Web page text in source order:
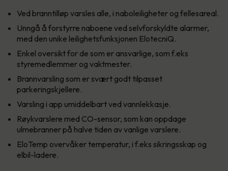
Ved branntilløp varsles alle, i naboleiligheter og fellesareal.
Unngå å forstyrre naboene ved selvforskyldte alarmer,
med den unike leilighetsfunksjonen ElotecniQ.
Enkel oversikt for de som er ansvarlige, som f.eks
styremedlemmer og vaktmester.
Brannvarsling som er svært godt tilpasset
parkeringskjellere.
Varsling i app umiddelbart ved vannlekkasje.
Røykvarslere med CO-sensor, som kan oppdage
ulmebranner på halve tiden av vanlige varslere.
EloTemp overvåker temperatur, i f.eks sikringsskap og
elbil-ladere.